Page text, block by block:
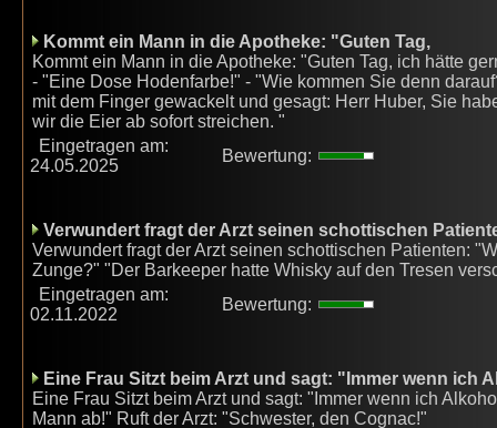
Kommt ein Mann in die Apotheke: "Guten Tag,
Kommt ein Mann in die Apotheke: "Guten Tag, ich hätte
- "Eine Dose Hodenfarbe!" - "Wie kommen Sie denn
mit dem Finger gewackelt und gesagt: Herr Huber, Sie
wir die Eier ab sofort streichen. "
Eingetragen am:
24.05.2025
Bewertung:
Verwundert fragt der Arzt seinen schottischen
Verwundert fragt der Arzt seinen schottischen Patienten:
Zunge?" "Der Barkeeper hatte Whisky auf den Tresen
Eingetragen am:
02.11.2022
Bewertung:
Eine Frau Sitzt beim Arzt und sagt: "Immer wenn ich
Eine Frau Sitzt beim Arzt und sagt: "Immer wenn ich
Mann ab!" Ruft der Arzt: "Schwester, den Cognac!"